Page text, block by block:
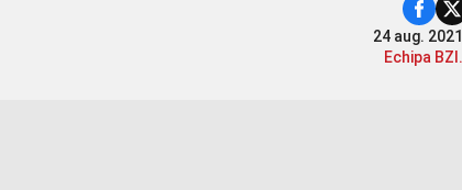
24 aug.
Echipa